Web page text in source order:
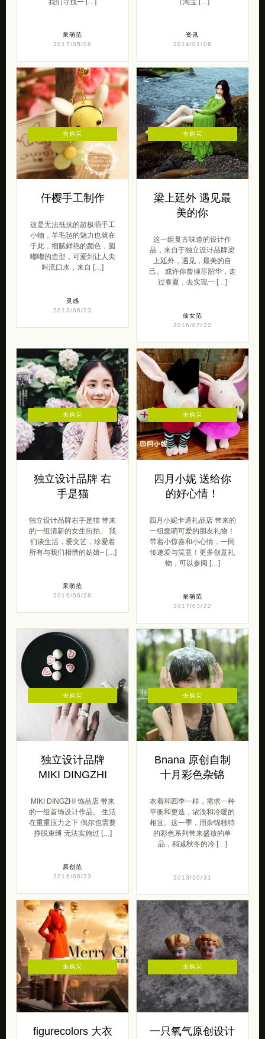
呆萌范
2017/05/08
资讯
2014/01/06
仟樱手工制作
这是无法抵抗的超极萌手工
小物，羊毛毡的魅力也就在
于此，细腻鲜艳的颜色，圆
嘟嘟的造型，可爱到让人尖
叫流口水，来自 […]
灵感
2013/06/23
去购买
梁上廷外 遇见最
美的你
这一组复古味道的设计作
品，来自于独立设计品牌梁
上廷外，遇见，最美的自
己。 或许你曾倾尽韶华，走
过春夏，去实现一 […]
仙女范
2016/07/22
去购买
独立设计品牌 右
手是猫
独立设计品牌右手是猫 带来
的一组清新的女生街拍。 我
们谈生活，爱文艺，珍爱着
所有与我们相惜的姑娘– […]
呆萌范
2016/06/28
去购买
四月小妮 送给你
的好心情！
四月小妮卡通礼品店 带来的
一组蠢萌可爱的朋友礼物！
带着小惊喜和小心情，一同
传递爱与笑意！更多创意礼
物，可以参阅 […]
呆萌范
2017/03/22
去购买
独立设计品牌
MIKI DINGZHI
MIKI DINGZHI 饰品店 带来
的一组首饰设计作品。 生活
在重重压力之下 偶尔也需要
挣脱束缚 无法实施过 […]
原创范
2016/08/23
去购买
Bnana 原创自制
十月彩色杂锦
衣着和四季一样，需求一种
平衡和更迭，浓淡和冷暖的
相宜。这一季，用杂锦独特
的彩色系列带来盛放的单
品，稍减秋冬的冷 […]
2013/10/31
去购买
figurecolors 大衣
去购买
一只氧气原创设计
去购买